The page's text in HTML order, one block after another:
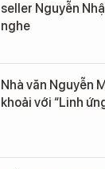
seller Nguyễn
nghe
Nhà văn Nguyễn
khoải với “Linh